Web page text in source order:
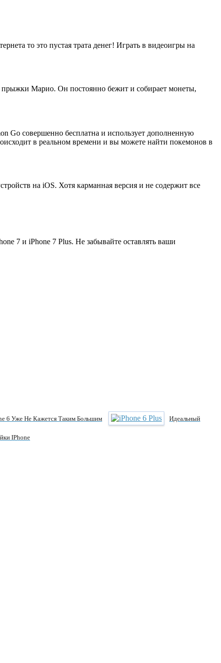
то это пустая трата денег! Играть в видеоигры на
Марио. Он постоянно бежит и собирает монеты,
Go совершенно бесплатна и использует дополненную
в реальном времени и вы можете найти покемонов в
на iOS. Хотя карманная версия и не содержит все
7 и iPhone 7 Plus. Не забывайте оставлять ваши
6 Уже Не Кажется Таким Большим Идеальный
IPhone